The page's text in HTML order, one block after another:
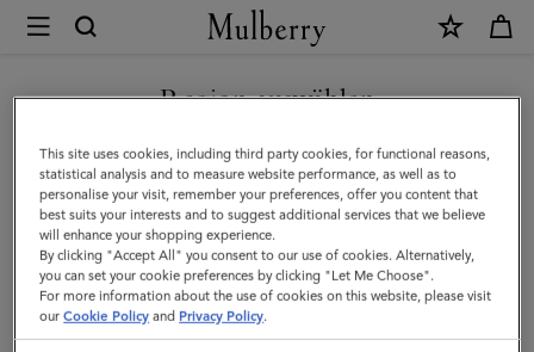
Mulberry
Antony
|
Leder
mit
klassischer
Narbung
in
Region auswählen
Sie befinden sich auf unserer Seite für Österreich, aber wir
haben festgestellt, dass Sie hier sind: Vereinigte Staaten.
SEITE FÜR VEREINIGTE
STAATEN BESUCHEN
AUF FOLGENDER WEBSEITE
FORTFAHREN: ÖSTERREICH
This site uses cookies, including third party cookies, for functional reasons,
statistical analysis and to measure website performance, as well as to
personalise your visit, remember your preferences, offer you content that
best suits your interests and to suggest additional services that we believe
will enhance your shopping experience.
By clicking "Accept All" you consent to our use of cookies. Alternatively,
you can set your cookie preferences by clicking "Let Me Choose".
For more information about the use of cookies on this website, please visit
ourCookie Policy and Privacy Policy.